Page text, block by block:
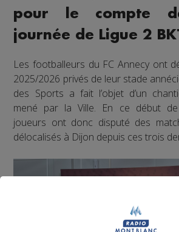
pour le compte
journée de Ligue 2
Les footballeurs du FC Annecy ont
2025/2026 privés de leur stade
des Sports a fait l’objet d’un
mené par la Ville. En ce début
joueurs ont donc disputé des
délocalisés à Dijon depuis ces trois